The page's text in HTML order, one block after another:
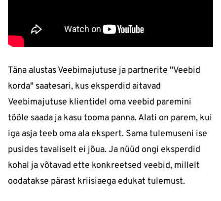
Täna alustas Veebimajutuse ja partnerite "Veebid
korda" saatesari, kus eksperdid aitavad
Veebimajutuse klientidel oma veebid paremini
tööle saada ja kasu tooma panna. Alati on parem, kui
iga asja teeb oma ala ekspert. Sama tulemuseni ise
pusides tavaliselt ei jõua. Ja nüüd ongi eksperdid
kohal ja võtavad ette konkreetsed veebid, millelt
oodatakse pärast kriisiaega edukat tulemust.